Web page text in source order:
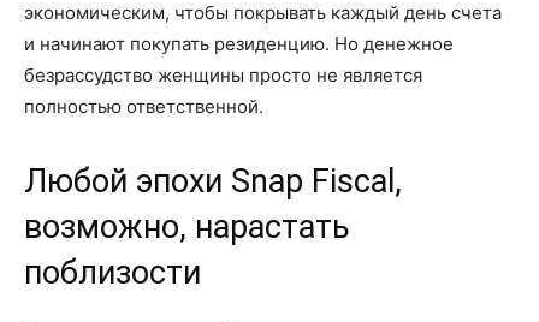
экономическим, чтобы покрывать каждый день счета
и начинают покупать резиденцию. Но денежное
безрассудство женщины просто не является
полностью ответственной.
Любой эпохи Snap Fiscal,
возможно, нарастать
поблизости